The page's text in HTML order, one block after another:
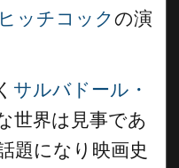
ッチコックの演
サルバドール・
世界は見事であ
題になり映画史